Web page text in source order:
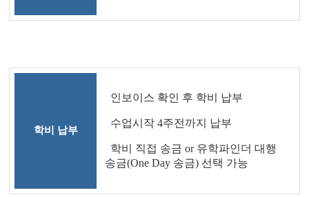
학비 납부
인보이스 확인 후 학비 납부
수업시작 4주전까지 납부
학비 직접 송금 or 유학파인더 대행
송금(One Day 송금) 선택 가능